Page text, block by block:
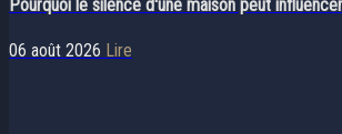
Pourquoi le silence d'une maison peut
06 août 2026 Lire